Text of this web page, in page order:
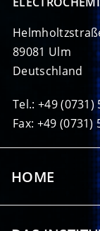
89081 Ulm
Deutschland
Tel.: +49 (0731)
Fax: +49 (0731)
HOME